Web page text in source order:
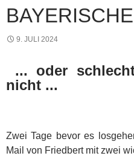
9. JULI 2024
... oder
nicht ...
Zwei Tage bevor es
Mail von Friedbert mit zwei